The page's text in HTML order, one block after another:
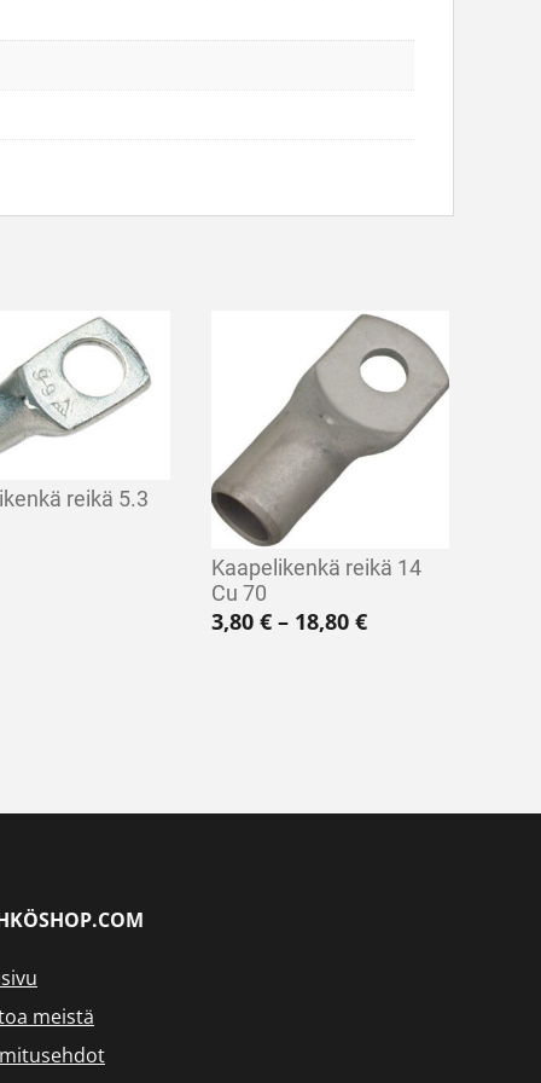
15,70 €
reikä 5.3
Kaapelikenkä reikä 14
Cu 70
3,80€ – 18,80€Hintaluokka:
meistä